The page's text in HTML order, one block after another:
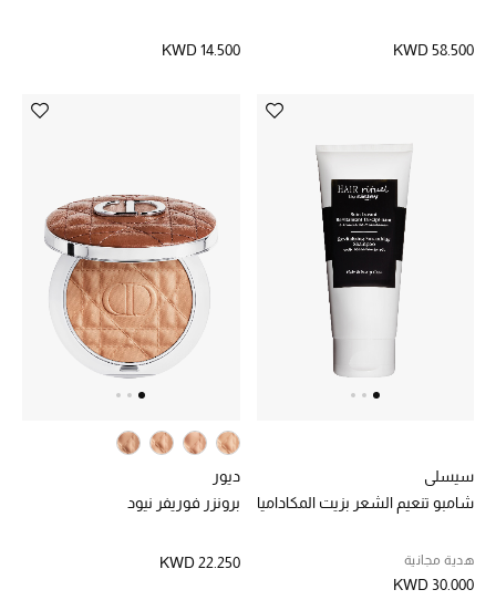
KWD 58.500
KWD 14.500
سيسلي
شامبو تنعيم الشعر بزيت المكاداميا
هدية مجانية
KWD 30.000
ديور
برونزر فوريفر نيود
KWD 22.250